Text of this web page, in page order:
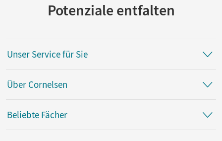
Potenziale entfalten
Unser Service für Sie
Über Cornelsen
Beliebte Fächer